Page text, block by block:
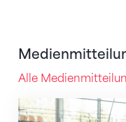
Alle
Junge Equipe